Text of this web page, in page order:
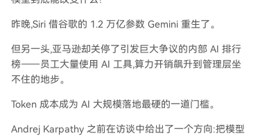
昨晚,Siri 借谷歌的 1.2 万亿参数 Gemini 重生了。
但另一头,亚马逊却关停了引发巨大争议的内部 AI 排行
榜——员工大量使用 AI 工具,算力开销飙升到管理层坐
不住的地步。
Token 成本成为 AI 大规模落地最硬的一道门槛。
Andrej Karpathy 之前在访谈中给出了一个方向:把模型